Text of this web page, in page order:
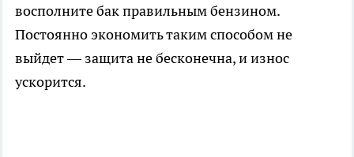
восполните бак правильным бензином.
Постоянно экономить таким способом не
выйдет — защита не бесконечна, и износ
ускорится.